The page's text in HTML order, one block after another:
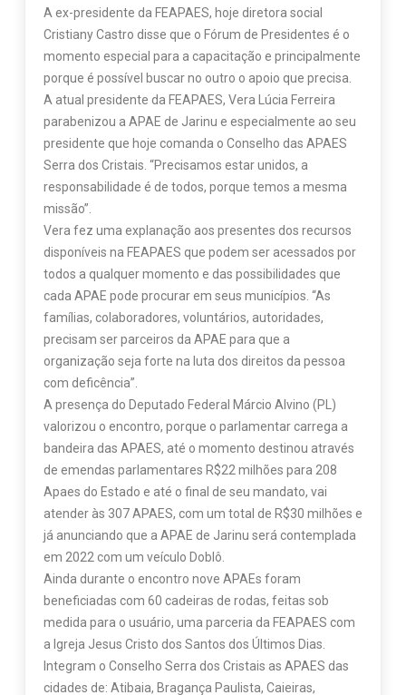
A ex-presidente da FEAPAES, hoje diretora social
Cristiany Castro disse que o Fórum de Presidentes é o
momento especial para a capacitação e principalmente
porque é possível buscar no outro o apoio que precisa.
A atual presidente da FEAPAES, Vera Lúcia Ferreira
parabenizou a APAE de Jarinu e especialmente ao seu
presidente que hoje comanda o Conselho das APAES
Serra dos Cristais. “Precisamos estar unidos, a
responsabilidade é de todos, porque temos a mesma
missão”.
Vera fez uma explanação aos presentes dos recursos
disponíveis na FEAPAES que podem ser acessados por
todos a qualquer momento e das possibilidades que
cada APAE pode procurar em seus municípios. “As
famílias, colaboradores, voluntários, autoridades,
precisam ser parceiros da APAE para que a
organização seja forte na luta dos direitos da pessoa
com deficência”.
A presença do Deputado Federal Márcio Alvino (PL)
valorizou o encontro, porque o parlamentar carrega a
bandeira das APAES, até o momento destinou através
de emendas parlamentares R$22 milhões para 208
Apaes do Estado e até o final de seu mandato, vai
atender às 307 APAES, com um total de R$30 milhões e
já anunciando que a APAE de Jarinu será contemplada
em 2022 com um veículo Doblô.
Ainda durante o encontro nove APAEs foram
beneficiadas com 60 cadeiras de rodas, feitas sob
medida para o usuário, uma parceria da FEAPAES com
a Igreja Jesus Cristo dos Santos dos Últimos Dias.
Integram o Conselho Serra dos Cristais as APAES das
cidades de: Atibaia, Bragança Paulista, Caieiras,